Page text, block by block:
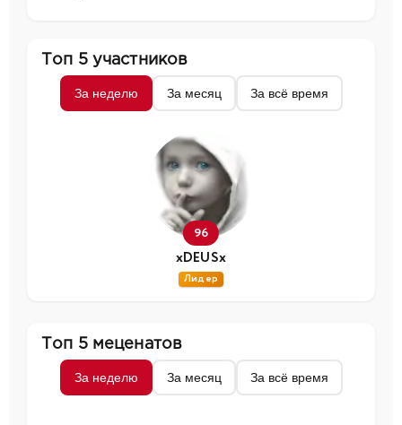
Топ 5 участников
За неделю За месяц За всё время
96
xDEUSx
Лидер
Топ 5 меценатов
За неделю За месяц За всё время